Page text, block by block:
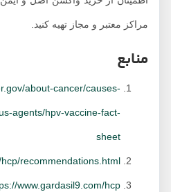
معتبر و مجاز تهیه کنید.
about-cancer/causes-
agents/hpv-vaccine-fact-
hpv/hcp/recommendations.html
https://www.gardasil9.com/hcp